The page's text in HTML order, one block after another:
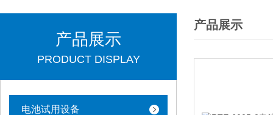
产品展示
PRODUCT DISPLAY
电池试用设备
产品展示